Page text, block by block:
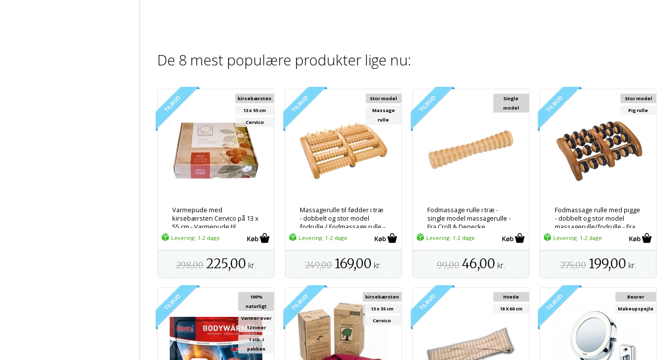
De 8 mest populære produkter lige nu:
Varmepude med
kirsebærsten Cervico på 13 x
55 cm - Varmepude til
mikroovn
kirsebærsten
13 x 55 cm
Cervico
Levering: 1-2 dage
298,00 225,00 kr.
Massagerulle til fødder i træ
- dobbelt og stor model
fodrulle / Fodmassage rulle -
Fra Croll & Denecke
Stor model
Massage
rulle
Levering: 1-2 dage
249,00 169,00 kr.
Fodmassage rulle i træ -
single model massagerulle -
Fra Croll & Denecke
Single
model
Levering: 1-2 dage
99,00 46,00 kr.
Fodmassage rulle med pigge
- dobbelt og stor model
massagerulle/fodrulle - Fra
Croll & Denecke
Stor model
Pig rulle
Levering: 1-2 dage
275,00 199,00 kr.
100%
naturligt
Varmer over
12 timer
1 stk. i
pakken
kirsebærsten
13 x 55 cm
Cervico
Hvede
18 X 60 cm
Beurer
Makeupspejle